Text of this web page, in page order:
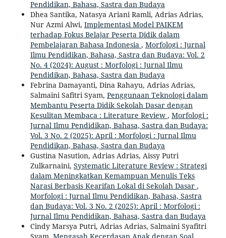
Pendidikan, Bahasa, Sastra dan Budaya
Dhea Santika, Natasya Ariani Ramli, Adrias Adrias,
Nur Azmi Alwi, Implementasi Model PAIKEM
terhadap Fokus Belajar Peserta Didik dalam
Pembelajaran Bahasa Indonesia , Morfologi : Jurnal
Ilmu Pendidikan, Bahasa, Sastra dan Budaya: Vol. 2
No. 4 (2024): August : Morfologi : Jurnal Ilmu
Pendidikan, Bahasa, Sastra dan Budaya
Febrina Damayanti, Dina Rahayu, Adrias Adrias,
Salmaini Safitri Syam, Penggunaan Teknologi dalam
Membantu Peserta Didik Sekolah Dasar dengan
Kesulitan Membaca : Literature Review , Morfologi :
Jurnal Ilmu Pendidikan, Bahasa, Sastra dan Budaya:
Vol. 3 No. 2 (2025): April : Morfologi : Jurnal Ilmu
Pendidikan, Bahasa, Sastra dan Budaya
Gustina Nasution, Adrias Adrias, Aissy Putri
Zulkarnaini, Systematic Literature Review : Strategi
dalam Meningkatkan Kemampuan Menulis Teks
Narasi Berbasis Kearifan Lokal di Sekolah Dasar ,
Morfologi : Jurnal Ilmu Pendidikan, Bahasa, Sastra
dan Budaya: Vol. 3 No. 2 (2025): April : Morfologi :
Jurnal Ilmu Pendidikan, Bahasa, Sastra dan Budaya
Cindy Marsya Putri, Adrias Adrias, Salmaini Syafitri